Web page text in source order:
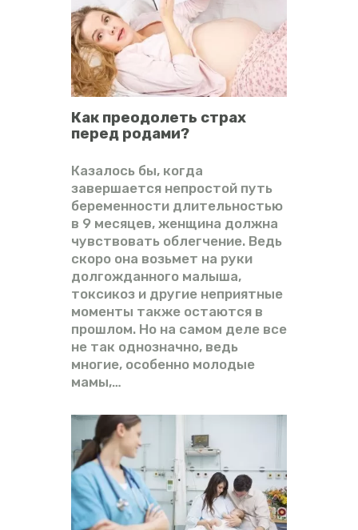
Как преодолеть страх
перед родами?
Казалось бы, когда
завершается непростой путь
беременности длительностью
в 9 месяцев, женщина должна
чувствовать облегчение. Ведь
скоро она возьмет на руки
долгожданного малыша,
токсикоз и другие неприятные
моменты также остаются в
прошлом. Но на самом деле все
не так однозначно, ведь
многие, особенно молодые
мамы,…